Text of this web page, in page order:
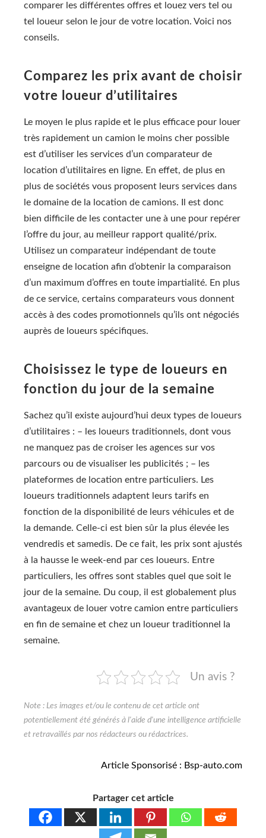
comparer les différentes offres et louez vers tel ou
tel loueur selon le jour de votre location. Voici nos
conseils.
Comparez les prix avant de choisir
votre loueur d’utilitaires
Le moyen le plus rapide et le plus efficace pour louer
très rapidement un camion le moins cher possible
est d’utiliser les services d’un comparateur de
location d’utilitaires en ligne. En effet, de plus en
plus de sociétés vous proposent leurs services dans
le domaine de la location de camions. Il est donc
bien difficile de les contacter une à une pour repérer
l’offre du jour, au meilleur rapport qualité/prix.
Utilisez un comparateur indépendant de toute
enseigne de location afin d’obtenir la comparaison
d’un maximum d’offres en toute impartialité. En plus
de ce service, certains comparateurs vous donnent
accès à des codes promotionnels qu’ils ont négociés
auprès de loueurs spécifiques.
Choisissez le type de loueurs en
fonction du jour de la semaine
Sachez qu’il existe aujourd’hui deux types de loueurs
d’utilitaires : – les loueurs traditionnels, dont vous
ne manquez pas de croiser les agences sur vos
parcours ou de visualiser les publicités ; – les
plateformes de location entre particuliers. Les
loueurs traditionnels adaptent leurs tarifs en
fonction de la disponibilité de leurs véhicules et de
la demande. Celle-ci est bien sûr la plus élevée les
vendredis et samedis. De ce fait, les prix sont ajustés
à la hausse le week-end par ces loueurs. Entre
particuliers, les offres sont stables quel que soit le
jour de la semaine. Du coup, il est globalement plus
avantageux de louer votre camion entre particuliers
en fin de semaine et chez un loueur traditionnel la
semaine.
Un avis ?
Articlе Spоnsоrisé : Bsp-auto.com
Partager cet article